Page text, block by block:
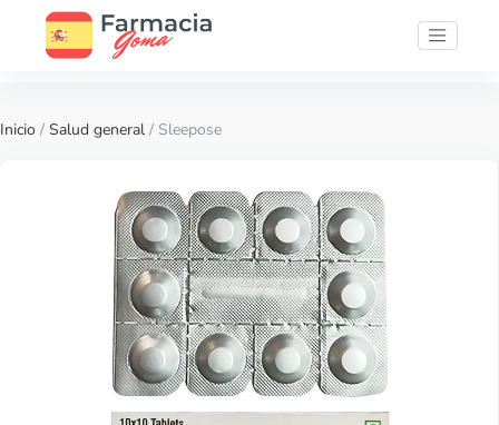
Inicio / Salud general / Sleepose